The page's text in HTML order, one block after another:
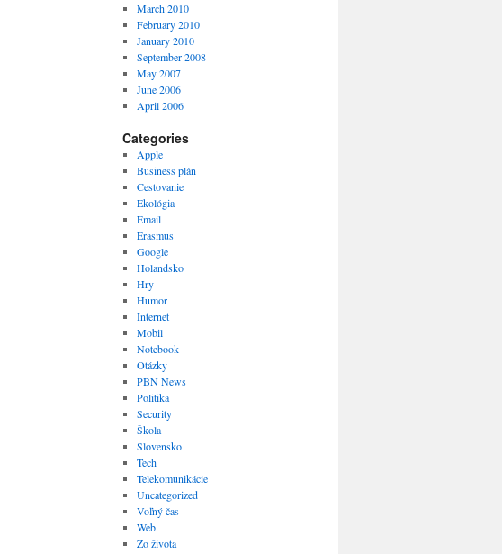
March 2010
February 2010
January 2010
September 2008
May 2007
June 2006
April 2006
Categories
Apple
Business plán
Cestovanie
Ekológia
Email
Erasmus
Google
Holandsko
Hry
Humor
Internet
Mobil
Notebook
Otázky
PBN News
Politika
Security
Škola
Slovensko
Tech
Telekomunikácie
Uncategorized
Voľný čas
Web
Zo života